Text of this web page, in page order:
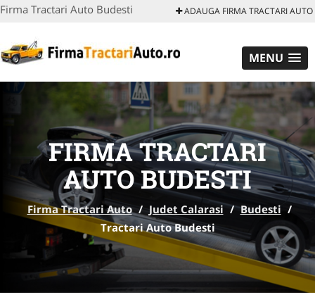
Firma Tractari Auto Budesti ADAUGA FIRMA TRACTARI AUTO
MENU
FIRMA TRACTARI
AUTO BUDESTI
Firma Tractari Auto / Judet Calarasi / Budesti /
Tractari Auto Budesti